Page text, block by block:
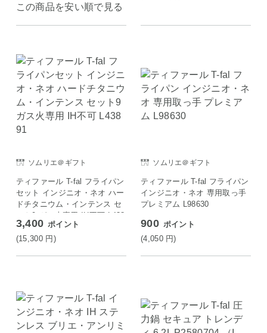
この商品を安い順で見る
ソムリエ＠ギフト
ティファール T-fal フライパン
セット インジニオ・ネオ ハー
ドチタニウム・インテンス セ
ット9 ガス火専用 IH不可 L438
91
3,400 ポイント
(15,300 円)
ソムリエ＠ギフト
ティファール T-fal フライパン
インジニオ・ネオ 専用取っ手
プレミアム L98630
900 ポイント
(4,050 円)